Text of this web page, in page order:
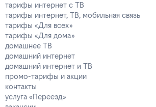
тарифы интернет с ТВ
тарифы интернет, ТВ, мобильная связь
тарифы «Для всех»
тарифы «Для дома»
домашнее ТВ
домашний интернет
домашний интернет и ТВ
промо-тарифы и акции
контакты
услуга «Переезд»